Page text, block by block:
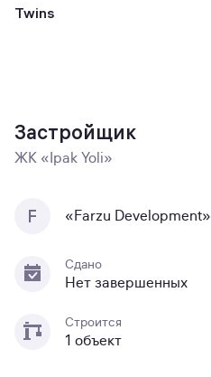
Twins
Застройщик
ЖК «Ipak Yoli»
F «Farzu Development»
Сдано
Нет завершенных
Строится
1 объект